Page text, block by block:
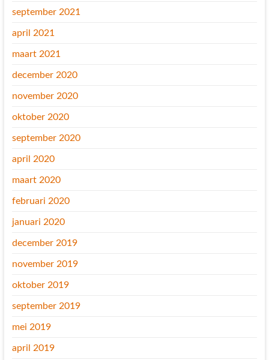
september 2021
april 2021
maart 2021
december 2020
november 2020
oktober 2020
september 2020
april 2020
maart 2020
februari 2020
januari 2020
december 2019
november 2019
oktober 2019
september 2019
mei 2019
april 2019